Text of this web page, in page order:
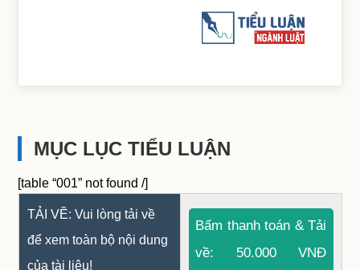
MỤC LỤC TIỂU LUẬN
[table “001” not found /]
TẢI VỀ: Vui lòng tải về
để xem toàn bộ nội dung
của tài liệu!
Bấm thanh toán & Tải
về: 50.000 VNĐ